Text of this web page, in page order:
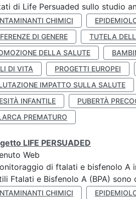
di Life Persuaded sullo studio
CHIMICI
DI GENERE
TUTELA
DELLA SALUTE
DI VITA
PROGETTI EUROPEI
IMPATTO SULLA SALUTE
INFANTILE
PUBERTÀ
PREMATURO
LIFE PERSUADED
Web
di ftalati e bisfenolo A
Ftalati e Bisfenolo A (BPA)
CHIMICI